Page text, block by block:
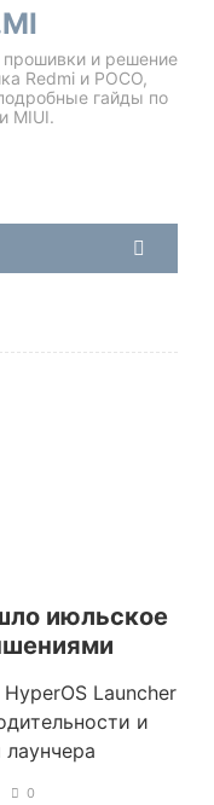
прошивки и решение
Redmi и POCO,
гайды по
MIUI.
июльское
Launcher
и
0